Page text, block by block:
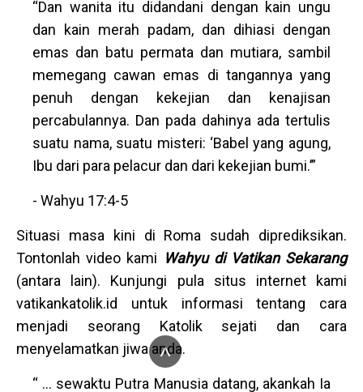
“Dan wanita itu didandani dengan kain ungu
dan kain merah padam, dan dihiasi dengan
emas dan batu permata dan mutiara, sambil
memegang cawan emas di tangannya yang
penuh dengan kekejian dan kenajisan
percabulannya. Dan pada dahinya ada tertulis
suatu nama, suatu misteri: ‘Babel yang agung,
Ibu dari para pelacur dan dari kekejian bumi.’”
- Wahyu 17:4-5
Situasi masa kini di Roma sudah diprediksikan.
Tontonlah video kami Wahyu di Vatikan Sekarang
(antara lain). Kunjungi pula situs internet kami
vatikankatolik.id untuk informasi tentang cara
menjadi seorang Katolik sejati dan cara
menyelamatkan jiwa anda.
“ … sewaktu Putra Manusia datang, akankah Ia
^